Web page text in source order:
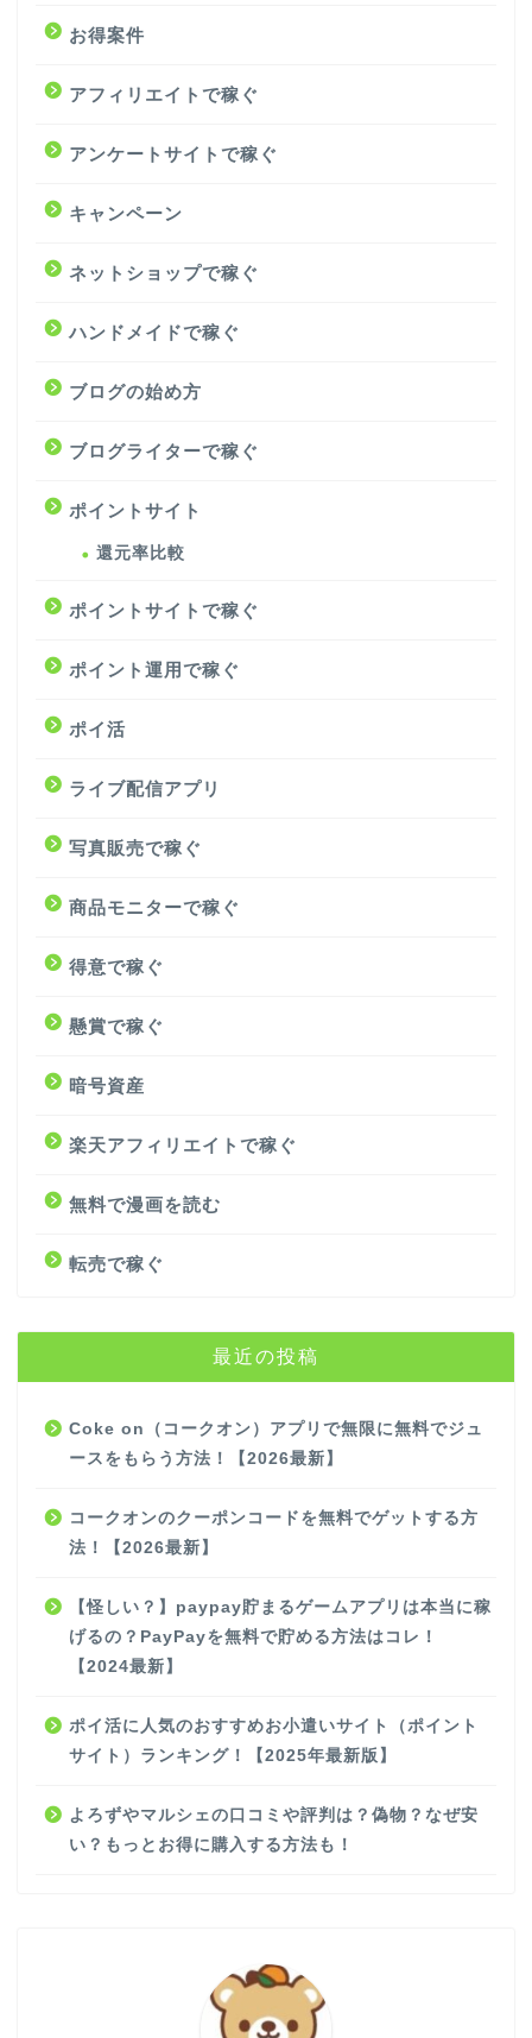
お得案件
アフィリエイトで稼ぐ
アンケートサイトで稼ぐ
キャンペーン
ネットショップで稼ぐ
ハンドメイドで稼ぐ
ブログの始め方
ブログライターで稼ぐ
ポイントサイト
還元率比較
ポイントサイトで稼ぐ
ポイント運用で稼ぐ
ポイ活
ライブ配信アプリ
写真販売で稼ぐ
商品モニターで稼ぐ
得意で稼ぐ
懸賞で稼ぐ
暗号資産
楽天アフィリエイトで稼ぐ
無料で漫画を読む
転売で稼ぐ
最近の投稿
Coke on（コークオン）アプリで無限に無料でジュ
ースをもらう方法！【2026最新】
コークオンのクーポンコードを無料でゲットする方
法！【2026最新】
【怪しい？】paypay貯まるゲームアプリは本当に稼
げるの？PayPayを無料で貯める方法はコレ！
【2024最新】
ポイ活に人気のおすすめお小遣いサイト（ポイント
サイト）ランキング！【2025年最新版】
よろずやマルシェの口コミや評判は？偽物？なぜ安
い？もっとお得に購入する方法も！